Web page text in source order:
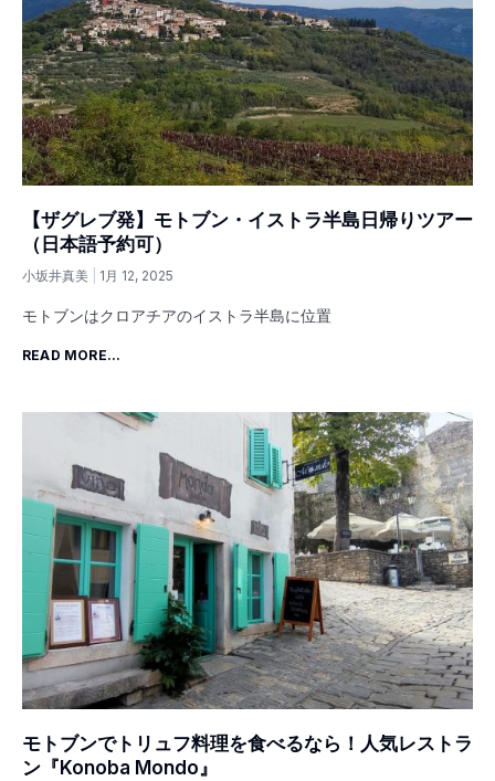
【ザグレブ発】モトブン・イストラ半島日帰りツアー
（日本語予約可）
小坂井真美 1月 12, 2025
モトブンはクロアチアのイストラ半島に位置
READ MORE...
モトブンでトリュフ料理を食べるなら！人気レストラ
ン『Konoba Mondo』